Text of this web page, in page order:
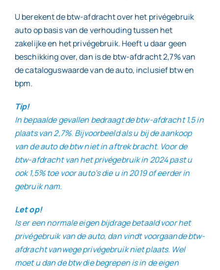
U berekent de btw-afdracht over het privégebruik
auto op basis van de verhouding tussen het
zakelijke en het privégebruik. Heeft u daar geen
beschikking over, dan is de btw-afdracht 2,7% van
de cataloguswaarde van de auto, inclusief btw en
bpm.
Tip!
In bepaalde gevallen bedraagt de btw-afdracht 1,5 in
plaats van 2,7%. Bijvoorbeeld als u bij de aankoop
van de auto de btw niet in aftrek bracht. Voor de
btw-afdracht van het privégebruik in 2024 past u
ook 1,5% toe voor auto’s die u in 2019 of eerder in
gebruik nam.
Let op!
Is er een normale eigen bijdrage betaald voor het
privégebruik van de auto, dan vindt voorgaande btw-
afdracht vanwege privégebruik niet plaats. Wel
moet u dan de btw die begrepen is in de eigen